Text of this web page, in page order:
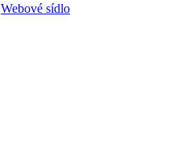
Webové sídlo